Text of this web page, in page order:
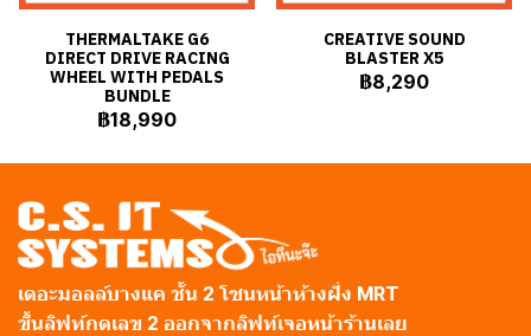
THERMALTAKE G6
DIRECT DRIVE RACING
WHEEL WITH PEDALS
BUNDLE
฿18,990
CREATIVE SOUND
BLASTER X5
฿8,290
เดอะมอลล์บางแค ชั้น 2 โซนหน้าห้างฝั่ง MRT
ขึ้นลิฟท์กดเลข 2 ออกจากลิฟท์เจอหน้าร้านเลย